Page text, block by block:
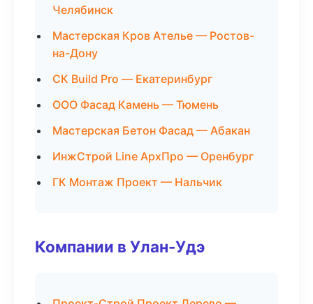
Челябинск
Мастерская Кров Ателье — Ростов-
на-Дону
СК Build Pro — Екатеринбург
ООО Фасад Камень — Тюмень
Мастерская Бетон Фасад — Абакан
ИнжСтрой Line АрхПро — Оренбург
ГК Монтаж Проект — Нальчик
Компании в Улан-Удэ